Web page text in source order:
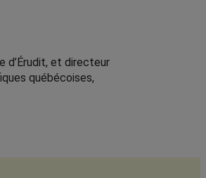
d’Érudit, et directeur
québécoises,